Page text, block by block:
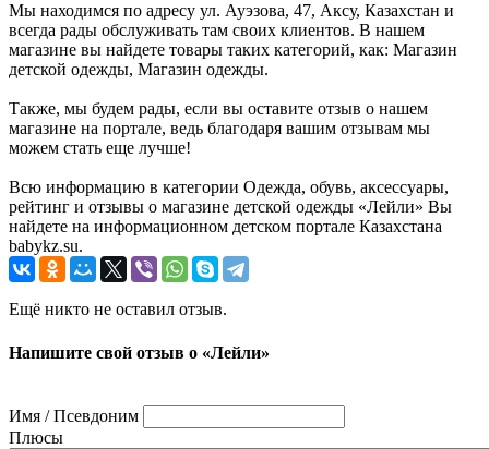
Мы находимся по адресу ул. Ауэзова, 47, Аксу, Казахстан и
всегда рады обслуживать там своих клиентов. В нашем
магазине вы найдете товары таких категорий, как: Магазин
детской одежды, Магазин одежды.
Также, мы будем рады, если вы оставите отзыв о нашем
магазине на портале, ведь благодаря вашим отзывам мы
можем стать еще лучше!
Всю информацию в категории Одежда, обувь, аксессуары,
рейтинг и отзывы о магазине детской одежды «Лейли» Вы
найдете на информационном детском портале Казахстана
babykz.su.
Ещё никто не оставил отзыв.
Напишите свой отзыв о «Лейли»
Имя / Псевдоним
Плюсы